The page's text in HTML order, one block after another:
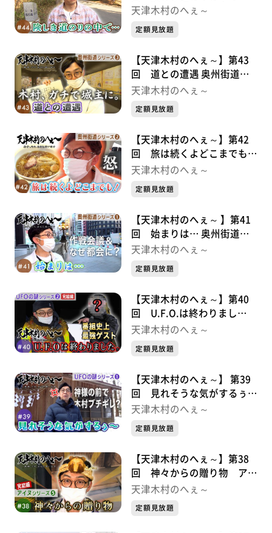
奥州街道シリーズ④
天津木村のへぇ～
定額見放題
【天津木村のへぇ～】第43
回 道との遭遇 奥州街道シ
リーズ③
天津木村のへぇ～
定額見放題
【天津木村のへぇ～】第42
回 旅は続くよどこまでも！
奥州街道シリーズ②
天津木村のへぇ～
定額見放題
【天津木村のへぇ～ 】第41
回 始まりは… 奥州街道シ
リーズ①
天津木村のへぇ～
定額見放題
【天津木村のへぇ～】第40
回 U.F.O.は終わりまし
た。 UFOの謎シリーズ②完
天津木村のへぇ～
定額見放題
【天津木村のへぇ～】 第39
回 見れそうな気がするぅ〜
UFOシリーズ①
天津木村のへぇ～
定額見放題
【天津木村のへぇ～】第38
回 神々からの贈り物 アイ
ヌシリーズ⑤完結編
天津木村のへぇ～
定額見放題